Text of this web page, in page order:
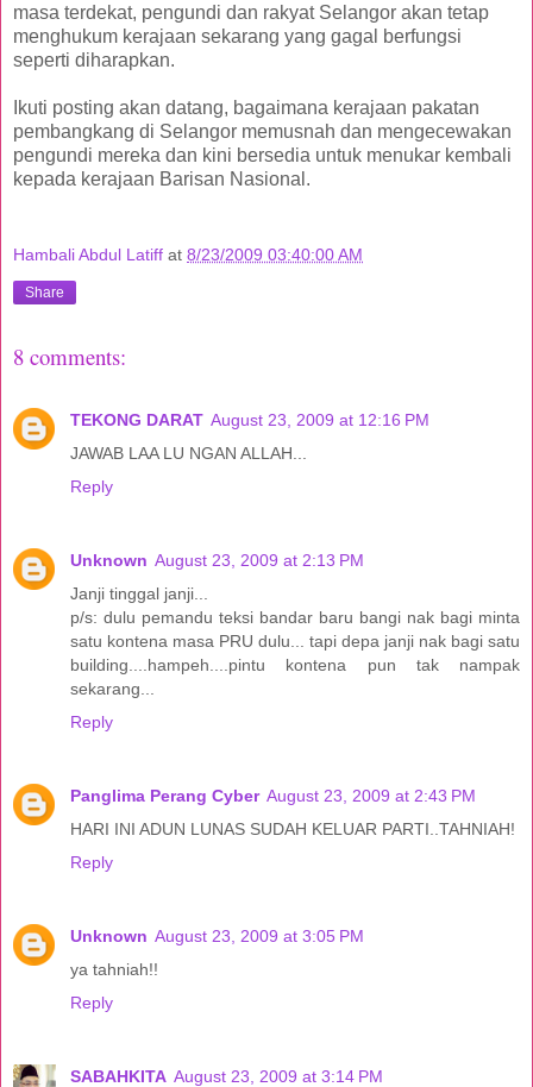
masa terdekat, pengundi dan rakyat Selangor akan tetap
menghukum kerajaan sekarang yang gagal berfungsi
seperti diharapkan.
Ikuti posting akan datang, bagaimana kerajaan pakatan
pembangkang di Selangor memusnah dan mengecewakan
pengundi mereka dan kini bersedia untuk menukar kembali
kepada kerajaan Barisan Nasional.
Hambali Abdul Latiff at 8/23/2009 03:40:00 AM
Share
8 comments:
TEKONG DARAT August 23, 2009 at 12:16 PM
JAWAB LAA LU NGAN ALLAH...
Reply
Unknown August 23, 2009 at 2:13 PM
Janji tinggal janji...
p/s: dulu pemandu teksi bandar baru bangi nak bagi minta
satu kontena masa PRU dulu... tapi depa janji nak bagi satu
building....hampeh....pintu kontena pun tak nampak
sekarang...
Reply
Panglima Perang Cyber August 23, 2009 at 2:43 PM
HARI INI ADUN LUNAS SUDAH KELUAR PARTI..TAHNIAH!
Reply
Unknown August 23, 2009 at 3:05 PM
ya tahniah!!
Reply
SABAHKITA August 23, 2009 at 3:14 PM